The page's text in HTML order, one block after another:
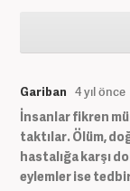
Gariban 4 yıl önce
İnsanlar fikren
taktılar. Ölüm,
hastalığa karşı
eylemler ise